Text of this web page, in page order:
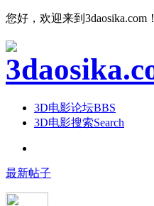
您好，欢迎来到3daosika.com！
3D电影论坛BBS
3D电影搜索Search
最新帖子